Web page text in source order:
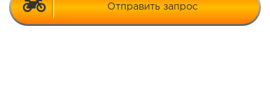
Отправить запрос